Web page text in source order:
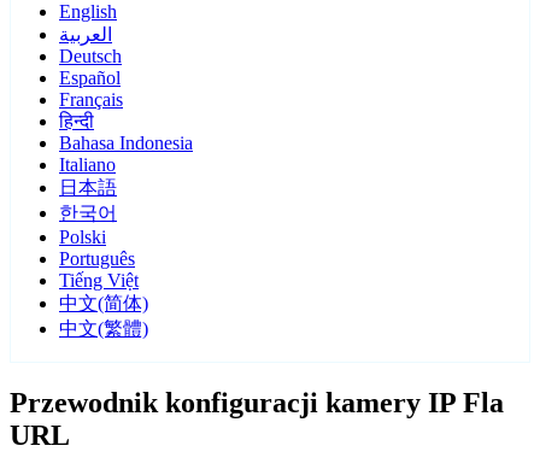
English
العربية
Deutsch
Español
Français
हिन्दी
Bahasa Indonesia
Italiano
日本語
한국어
Polski
Português
Tiếng Việt
中文(简体)
中文(繁體)
Przewodnik konfiguracji kamery IP Fla
URL